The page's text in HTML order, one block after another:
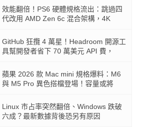
效能翻倍！PS6 硬體規格流出：跳過四
代改用 AMD Zen 6c 混合架構，4K
GitHub 狂攬 4 萬星！Headroom 開源工
具幫開發者省下 70 萬美元 API 費，
蘋果 2026 款 Mac mini 規格爆料：M6
與 M5 Pro 異色搭檔登場！容量或將
Linux 市占率突然翻倍、Windows 跌破
六成？最新數據背後恐另有原因